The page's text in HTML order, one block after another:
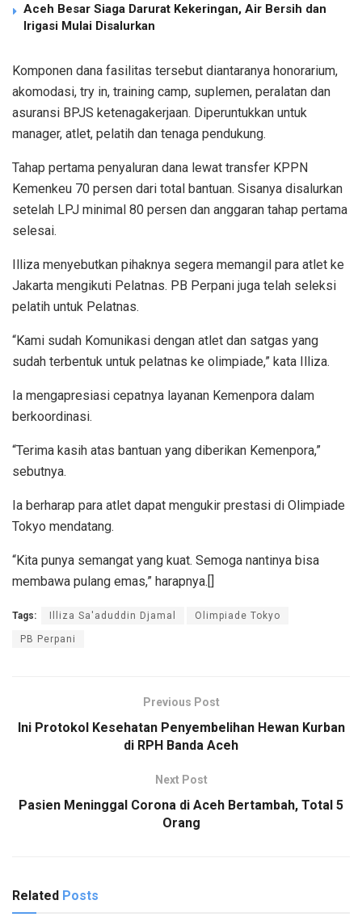
Aceh Besar Siaga Darurat Kekeringan, Air Bersih dan
Irigasi Mulai Disalurkan
Komponen dana fasilitas tersebut diantaranya honorarium,
akomodasi, try in, training camp, suplemen, peralatan dan
asuransi BPJS ketenagakerjaan. Diperuntukkan untuk
manager, atlet, pelatih dan tenaga pendukung.
Tahap pertama penyaluran dana lewat transfer KPPN
Kemenkeu 70 persen dari total bantuan. Sisanya disalurkan
setelah LPJ minimal 80 persen dan anggaran tahap pertama
selesai.
Illiza menyebutkan pihaknya segera memangil para atlet ke
Jakarta mengikuti Pelatnas. PB Perpani juga telah seleksi
pelatih untuk Pelatnas.
“Kami sudah Komunikasi dengan atlet dan satgas yang
sudah terbentuk untuk pelatnas ke olimpiade,” kata Illiza.
Ia mengapresiasi cepatnya layanan Kemenpora dalam
berkoordinasi.
“Terima kasih atas bantuan yang diberikan Kemenpora,”
sebutnya.
Ia berharap para atlet dapat mengukir prestasi di Olimpiade
Tokyo mendatang.
“Kita punya semangat yang kuat. Semoga nantinya bisa
membawa pulang emas,” harapnya.[]
Tags: Illiza Sa'aduddin Djamal Olimpiade Tokyo
PB Perpani
Previous Post
Ini Protokol Kesehatan Penyembelihan Hewan Kurban
di RPH Banda Aceh
Next Post
Pasien Meninggal Corona di Aceh Bertambah, Total 5
Orang
Related Posts